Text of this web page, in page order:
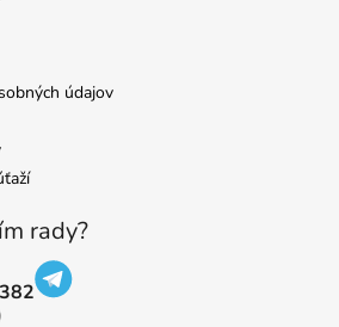
údajov
rady?